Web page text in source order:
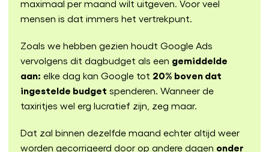
maximaal per maand wilt uitgeven. Voor veel
mensen is dat immers het vertrekpunt.
Zoals we hebben gezien houdt Google Ads
vervolgens dit dagbudget als een gemiddelde
aan: elke dag kan Google tot 20% boven dat
ingestelde budget spenderen. Wanneer de
taxiritjes wel erg lucratief zijn, zeg maar.
Dat zal binnen dezelfde maand echter altijd weer
worden gecorrigeerd door op andere dagen onder